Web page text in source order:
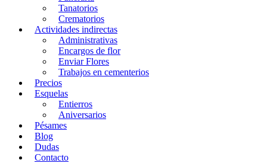
Tanatorios
Crematorios
Actividades indirectas
Administrativas
Encargos de flor
Enviar Flores
Trabajos en cementerios
Precios
Esquelas
Entierros
Aniversarios
Pésames
Blog
Dudas
Contacto